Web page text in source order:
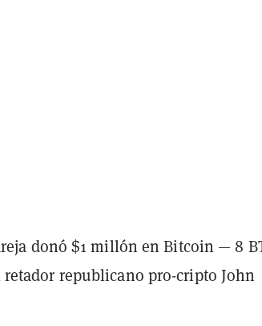
donó $1 millón en Bitcoin — 8
republicano pro-cripto John